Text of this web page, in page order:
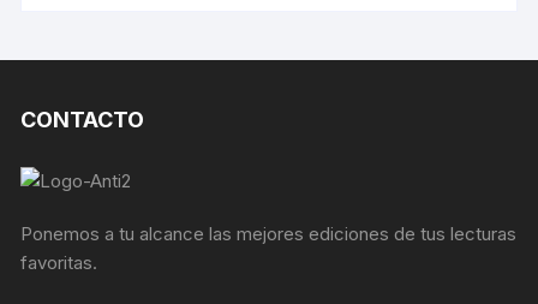
CONTACTO
Ponemos a tu alcance las mejores ediciones de tus lecturas
favoritas.